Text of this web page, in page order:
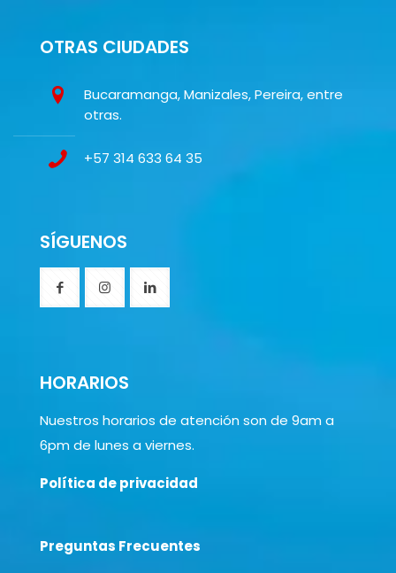
OTRAS CIUDADES
Bucaramanga, Manizales, Pereira, entre
otras.
+57 314 633 64 35
SÍGUENOS
HORARIOS
Nuestros horarios de atención son de 9am a
6pm de lunes a viernes.
Política de privacidad
Preguntas Frecuentes